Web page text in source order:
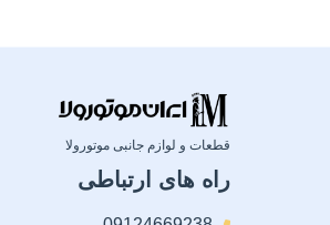
قطعات و لوازم جانبی موتورولا
راه های ارتباطی